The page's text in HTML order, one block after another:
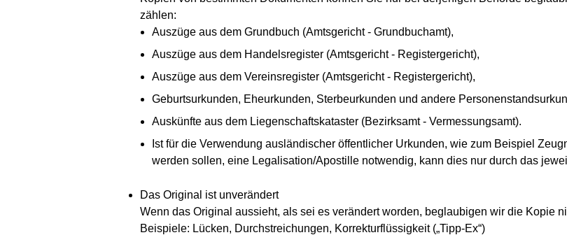
zählen:
Auszüge aus dem Grundbuch (Amtsgericht - Grundbuchamt),
Auszüge aus dem Handelsregister (Amtsgericht - Registergericht),
Auszüge aus dem Vereinsregister (Amtsgericht - Registergericht),
Geburtsurkunden, Eheurkunden, Sterbeurkunden und andere
Auskünfte aus dem Liegenschaftskataster (Bezirksamt - Vermessungsamt).
Ist für die Verwendung ausländischer öffentlicher Urkunden, wie zum Beispiel
werden sollen, eine Legalisation/Apostille notwendig, kann dies nur durch das
Das Original ist unverändert
Wenn das Original aussieht, als sei es verändert worden, beglaubigen wir die Kopie
Beispiele: Lücken, Durchstreichungen, Korrekturflüssigkeit („Tipp-Ex“)